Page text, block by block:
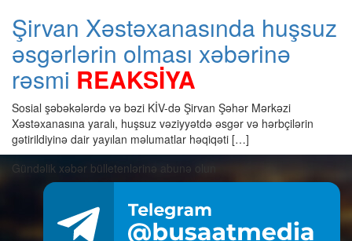
Şirvan Xəstəxanasında huşsuz
əsgərlərin olması xəbərinə
rəsmi REAKSİYA
Sosial şəbəkələrdə və bəzi KİV-də Şirvan Şəhər Mərkəzi
Xəstəxanasına yaralı, huşsuz vəziyyətdə əsgər və hərbçilərin
gətirildiyinə dair yayılan məlumatlar həqiqəti […]
Gündəlik xəbər bülletenlərinə abunə olun